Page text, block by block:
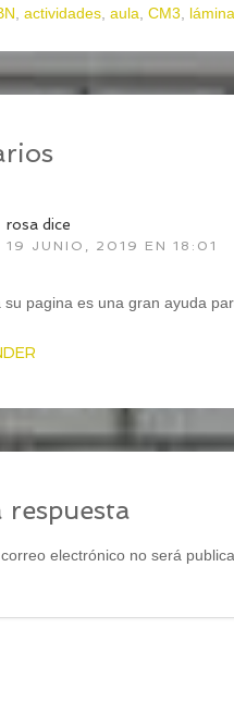
actividades aula CM3
rosa dice
19 JUNIO, 2019 EN 18:01
su pagina es una gran ayuda
respuesta
electrónico no será